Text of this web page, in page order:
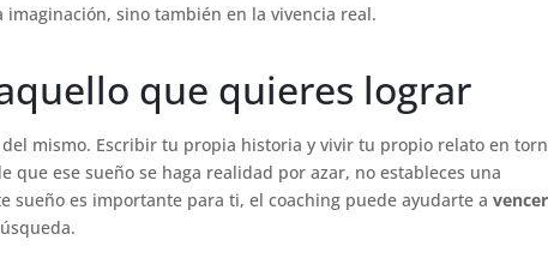
sino también en la vivencia real.
que quieres lograr
mismo. Escribir tu propia historia y vivir tu propio relato en
que ese sueño se haga realidad por azar, no estableces una
sueño es importante para ti, el coaching puede ayudarte a